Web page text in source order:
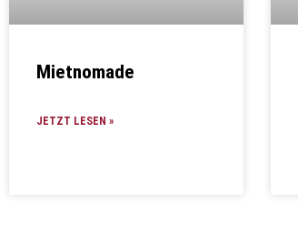
Mietnomade
JETZT LESEN »